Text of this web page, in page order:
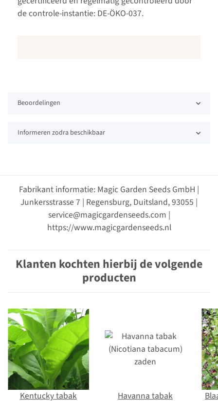
de controle-instantie: DE-ÖKO-037.
Beoordelingen
Informeren zodra beschikbaar
Fabrikant informatie: Magic Garden Seeds GmbH |
Junkersstrasse 7 | Regensburg, Duitsland, 93055 |
service@magicgardenseeds.com |
https://www.magicgardenseeds.nl
Klanten kochten hierbij de volgende
producten
Kentucky tabak
Havanna tabak